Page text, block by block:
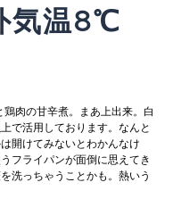
気温8℃
肉の甘辛煮。まあ上出来。白
で活用しております。なんと
開けてみないとわかんなけ
フライパンが面倒に思えてき
洗っちゃうことかも。熱いう